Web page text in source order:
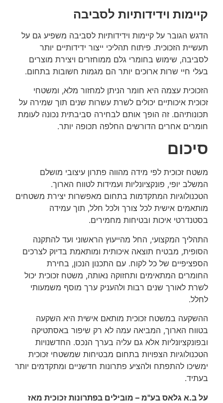
קיימות וידידותיות לסביבה
הדגש הגובר על קיימות וידידותיות לסביבה משפיע גם על
תעשיית הזכוכית. פיתוח תהליכי ייצור ידידותיים יותר
לסביבה, שימוש בחומרי גלם ממוחזרים ויצירת מוצרים
בעלי חיי שרות ארוכים יותר הם מגמות חשובות בתחום.
הזכוכית עצמה היא חומר הניתן למחזור מלא, ומשטחי
זכוכית איכותיים יכולים לשרת עשרות שנים תוך שמירה על
תכונותיהם. זה הופך אותם לבחירה סביבתית נכונה לעומת
חומרים אחרים הדורשים החלפה תכופה יותר.
סיכום
משטח זכוכית לפי מידה מהווה פתרון עיצובי מושלם
המשלב יופי, פונקציונליות ועמידות לטווח הארוך.
הטכנולוגיות המתקדמות בתחום מאפשרות יצירת משטחים
מותאמים אישית לכל צורך ולכל חלל, תוך עמידה
בסטנדרטי איכות ובטיחות מחמירים.
התהליך המקצועי, החל מהייעוץ הראשוני ועד להתקנה
הסופית, מבטיח תוצאה איכותית ומותאמת בדיוק לצרכים
הספציפיים של כל לקוח. עם התכנון הנכון, בחירת
החומרים המתאימים ותחזוקה נאותה, משטח זכוכית יכול
לשרת לאורך שנים רבות ולהעניק ערך מוסף משמעותי
לחלל.
ההשקעה במשטח זכוכית מותאם אישית היא השקעה
בטווח הארוך, המביאה עמה לא רק שיפור באסתטיקה
ובפונקציונליות אלא גם עליה בערך הנכס. החדשנויות
הטכנולוגיות הצפויות בתחום מבטיחות שמשטחי זכוכית
ימשיכו להתפתח ולהציע פתרונות חדשניים ומתקדמים יותר
בעתיד.
על ב.א גלאס בע"מ – מובילים בפתרונות זכוכית מאז